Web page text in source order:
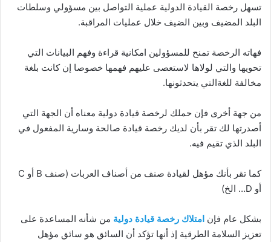
تسهل رخصة القيادة الدولية عملية التواصل بين مسؤولي وسلطات
البلد المضيف وبين الضيف خلال عمليات المراقبة.
فهاته الرخصة تمنح للمسؤولين امكانية قراءة وفهم البيانات التي
تحويها والتي لولاها لاستعصى عليهم فهمها خصوصا إن كانت بلغة
مخالفة للغةالتي يتحدثونها.
من جهة أخرى فإن حملك لرخصة قيادة دولية معناه أن الجهة التي
أصدرتها لك تقر بأن لديك رخصة قيادة صالحة وسارية المفعول في
البلد الذي تقيم فيه.
كما تقر بأنك مؤهل لقيادة صنف من أصناف العربات (صنف B أو C
أو D… الخ)
بشكل عام فإن امتلاك رخصة قيادة دولية من شأنه المساعدة على
تعزيز السلامة الطرقية إذ أنها تؤكد أن السائق هو سائق مؤهل